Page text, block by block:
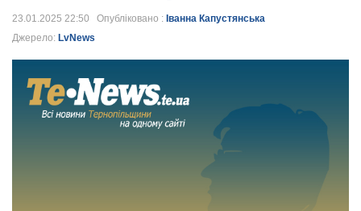
23.01.2025 22:50 Опубліковано : Іванна Капустянська
Джерело: LvNews